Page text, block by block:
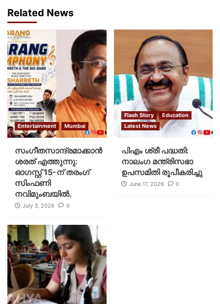
Related News
Entertainment Mumbai
സംഗീതസാന്ദ്രമാക്കാൻ
ശരത് എത്തുന്നു:
ഓഗസ്റ്റ് 15-ന് തരംഗ്
സിംഫണി
നവിമുംബയിൽ.
July 3, 2026 0
Flash Story
Education
Latest News
പിഎം ശ്രീ പദ്ധതി:
നാലംഗ മന്ത്രിസഭാ
ഉപസമിതി രൂപീകരിച്ചു
June 17, 2026 0